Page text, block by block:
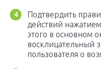
Подтвердить
действий
этого в основном
восклицательный
пользователя о